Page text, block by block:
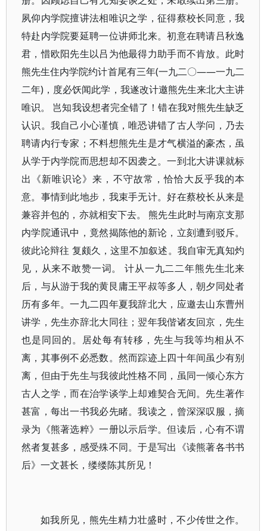
夙仰内学院擅讲法相唯识之学，征得蔡校长同意，我
特赴内学院要延聘一位讲师北来。初意在聘请吕秋逸
君，惜欧阳先生以吕为他最得力助手而不肯放。此时
熊先生住内学院约计首尾有三年(一九二〇——一九二
二年)，度必饫闻此学，我遂改计邀熊先生来北大主讲
唯识。 岂知我设想者完全错了！错在我对熊先生缺乏
认识。我自己小心谨慎，唯恐讲错了古人学问，乃去
聘请内行专家；不料想熊先生是才气横溢的豪杰，虽
从学于内学院而思想却不因袭之。一到北大讲课就标
出《新唯识论》来，不守故常，恰恰大反乎我的本
意。事情到此地步，我束手无计。好在蔡校长从来是
兼容并包的，亦就相安下去。 熊先生此时与南京支那
内学院通讯中，竟然揭陈他的新论，立刻遭到驳斥。
彼此论辩往 复颇久，这里不加叙述。我自审无真知灼
见，从来不敢赞一词。 计从一九二二年熊先生北来
后，与从游于我的黄艮庸王平叔等多人，朝夕同处者
历有多年。一九二四年夏我辞北大，应邀去山东曹州
讲学，先生亦辞北大同往；翌年我偕诸友回京，先生
也是同回的。居处每有转移，先生与我等均相从不
离，其事例不必悉数。然而踪迹上四十年间虽少有别
离，但由于先生与我彼此性格不同，虽同一倾心东方
古人之学，而在治学谈学上却难契合无间。先生著作
甚富，每出一书我必先睹。我读之，曾深深叹服，摘
录为《熊著选粹》一册以示后学。但读后，心有不谓
然者复甚多，感受殊不同。于是写出《读熊著各书书
后》一文甚长，缕缕陈其所见！
如我所见，熊先生精力壮盛时，不少传世之作。